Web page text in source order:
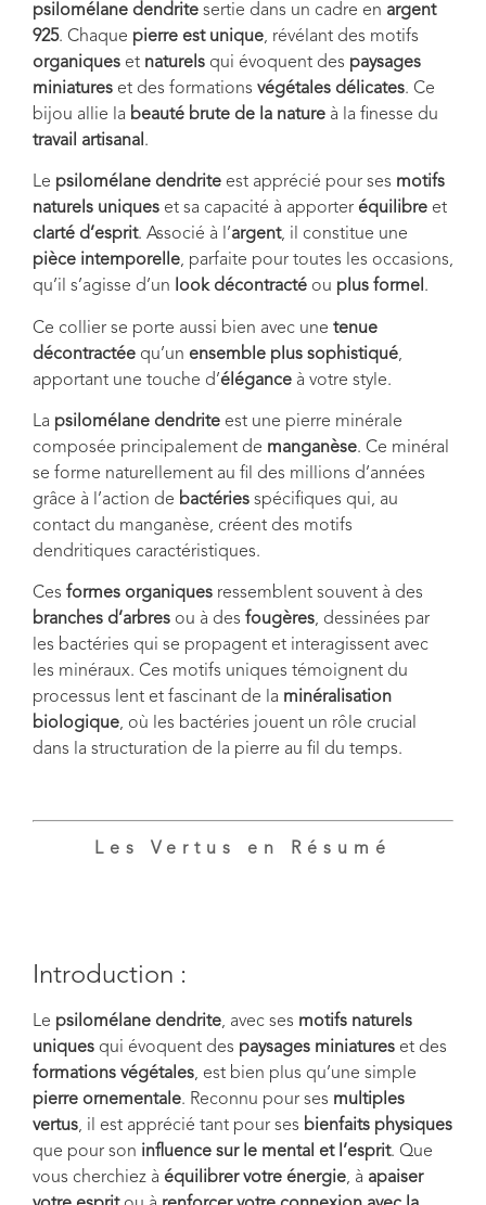
psilomélane dendrite sertie dans un cadre en argent
925. Chaque pierre est unique, révélant des motifs
organiques et naturels qui évoquent des paysages
miniatures et des formations végétales délicates. Ce
bijou allie la beauté brute de la nature à la finesse du
travail artisanal .
Le psilomélane dendrite est apprécié pour ses motifs
naturels uniques et sa capacité à apporter équilibre et
clarté d’esprit. Associé à l’argent, il constitue une
pièce intemporelle, parfaite pour toutes les occasions,
qu’il s’agisse d’un
look décontracté ou plus formel .
Ce collier se porte aussi bien avec une tenue
décontractée qu’un ensemble plus sophistiqué,
apportant une touche d’élégance à votre style.
La psilomélane dendrite est une pierre minérale
composée principalement de manganèse. Ce minéral
se forme naturellement au fil des millions d’années
grâce à l’action de bactéries spécifiques qui, au
contact du manganèse, créent des motifs
dendritiques caractéristiques.
Ces formes organiques ressemblent souvent à des
branches d’arbres ou à des fougères, dessinées par
les bactéries qui se propagent et interagissent avec
les minéraux. Ces motifs uniques témoignent du
processus lent et fascinant de la minéralisation
biologique, où les bactéries jouent un rôle crucial
dans la structuration de la pierre au fil du temps.
Les Vertus en Résumé
Introduction :
Le psilomélane dendrite, avec ses motifs naturels
uniques qui évoquent des paysages miniatures et des
formations végétales, est bien plus qu’une simple
pierre ornementale. Reconnu pour ses multiples
vertus, il est apprécié tant pour ses bienfaits physiques
que pour son influence sur le mental et l’esprit. Que
vous cherchiez à équilibrer votre énergie, à apaiser